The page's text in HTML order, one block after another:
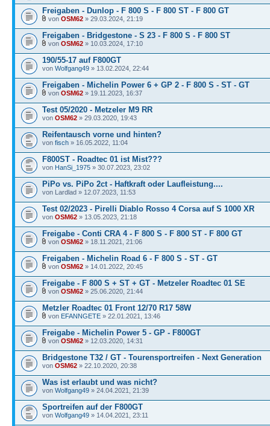
Freigaben - Dunlop - F 800 S - F 800 ST - F 800 GT
von OSM62 » 29.03.2024, 21:19
Freigaben - Bridgestone - S 23 - F 800 S - F 800 ST
von OSM62 » 10.03.2024, 17:10
190/55-17 auf F800GT
von Wolfgang49 » 13.02.2024, 22:44
Freigaben - Michelin Power 6 + GP 2 - F 800 S - ST - GT
von OSM62 » 19.11.2023, 16:37
Test 05/2020 - Metzeler M9 RR
von OSM62 » 29.03.2020, 19:43
Reifentausch vorne und hinten?
von fisch » 16.05.2022, 11:04
F800ST - Roadtec 01 ist Mist???
von HanSi_1975 » 30.07.2023, 23:02
PiPo vs. PiPo 2ct - Haftkraft oder Laufleistung....
von Lardlad » 12.07.2023, 11:53
Test 02/2023 - Pirelli Diablo Rosso 4 Corsa auf S 1000 XR
von OSM62 » 13.05.2023, 21:18
Freigabe - Conti CRA 4 - F 800 S - F 800 ST - F 800 GT
von OSM62 » 18.11.2021, 21:06
Freigaben - Michelin Road 6 - F 800 S - ST - GT
von OSM62 » 14.01.2022, 20:45
Freigabe - F 800 S + ST + GT - Metzeler Roadtec 01 SE
von OSM62 » 25.06.2020, 21:44
Metzler Roadtec 01 Front 12/70 R17 58W
von EFANNGETE » 22.01.2021, 13:46
Freigabe - Michelin Power 5 - GP - F800GT
von OSM62 » 12.03.2020, 14:31
Bridgestone T32 / GT - Tourensportreifen - Next Generation
von OSM62 » 22.10.2020, 20:38
Was ist erlaubt und was nicht?
von Wolfgang49 » 24.04.2021, 21:39
Sportreifen auf der F800GT
von Wolfgang49 » 14.04.2021, 23:11